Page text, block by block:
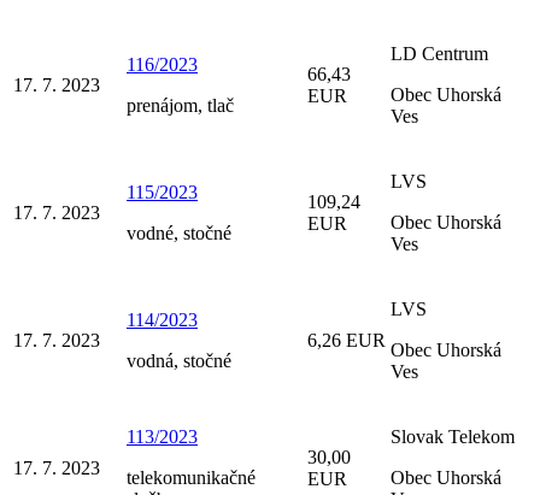
17. 7. 2023
116/2023
prenájom, tlač
66,43
EUR
LD Centrum
Obec Uhorská
Ves
17. 7. 2023
115/2023
vodné, stočné
109,24
EUR
LVS
Obec Uhorská
Ves
17. 7. 2023
114/2023
vodná, stočné
6,26 EUR
LVS
Obec Uhorská
Ves
17. 7. 2023
113/2023
telekomunikačné
30,00
EUR
Slovak Telekom
Obec Uhorská